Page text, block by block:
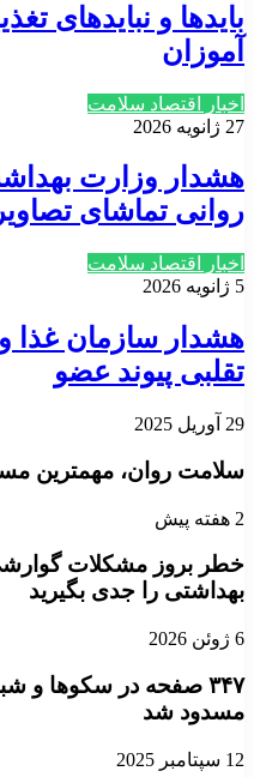
بایدها و نبایدهای
آموزان
اخبار اقتصاد سلامت
27 ژانویه 2026
هشدار وزارت
روانی تماشای
اخبار اقتصاد سلامت
5 ژانویه 2026
هشدار سازمان غذا و
تقلبی پیوند عضو
29 آوریل 2025
سلامت روان، مهمترین
2 هفته پیش
خطر بروز مشکلات
بهداشتی را جدی بگیرید
6 ژوئن 2026
۳۴۷ صفحه در سکوها و
مسدود شد
12 سپتامبر 2025